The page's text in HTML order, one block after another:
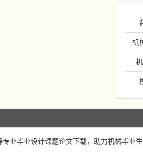
机
业毕业设计课题论文下载，助力机械毕业生